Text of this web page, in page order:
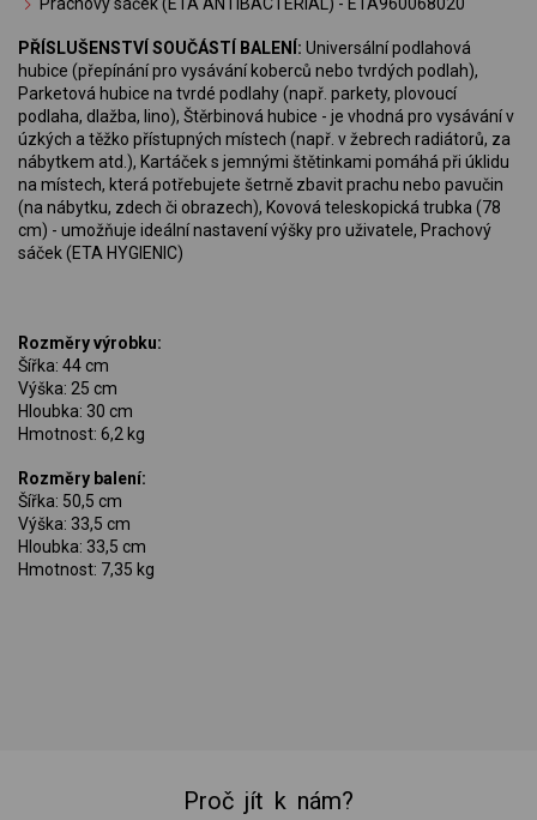
PŘÍSLUŠENSTVÍ SOUČÁSTÍ BALENÍ: Universální podlahová
hubice (přepínání pro vysávání koberců nebo tvrdých podlah),
Parketová hubice na tvrdé podlahy (např. parkety, plovoucí
podlaha, dlažba, lino), Štěrbinová hubice - je vhodná pro vysávání v
úzkých a těžko přístupných místech (např. v žebrech radiátorů, za
nábytkem atd.), Kartáček s jemnými štětinkami pomáhá při úklidu
na místech, která potřebujete šetrně zbavit prachu nebo pavučin
(na nábytku, zdech či obrazech), Kovová teleskopická trubka (78
cm) - umožňuje ideální nastavení výšky pro uživatele, Prachový
sáček (ETA HYGIENIC)
Rozměry výrobku:
Šířka: 44 cm
Výška: 25 cm
Hloubka: 30 cm
Hmotnost: 6,2 kg
Rozměry balení:
Šířka: 50,5 cm
Výška: 33,5 cm
Hloubka: 33,5 cm
Hmotnost: 7,35 kg
Proč jít k nám?